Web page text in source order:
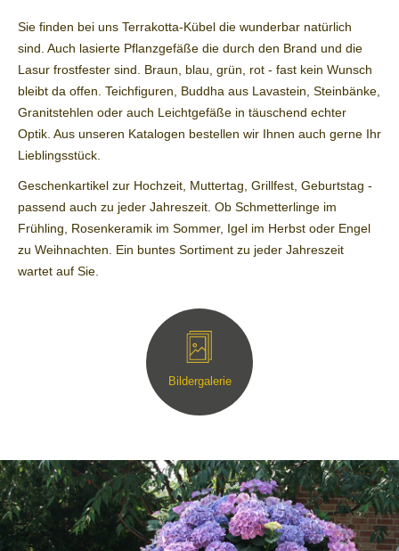
Sie finden bei uns Terrakotta-Kübel die wunderbar natürlich
sind. Auch lasierte Pflanzgefäße die durch den Brand und die
Lasur frostfester sind. Braun, blau, grün, rot - fast kein Wunsch
bleibt da offen. Teichfiguren, Buddha aus Lavastein, Steinbänke,
Granitstehlen oder auch Leichtgefäße in täuschend echter
Optik. Aus unseren Katalogen bestellen wir Ihnen auch gerne Ihr
Lieblingsstück.
Geschenkartikel zur Hochzeit, Muttertag, Grillfest, Geburtstag -
passend auch zu jeder Jahreszeit. Ob Schmetterlinge im
Frühling, Rosenkeramik im Sommer, Igel im Herbst oder Engel
zu Weihnachten. Ein buntes Sortiment zu jeder Jahreszeit
wartet auf Sie.
Bildergalerie